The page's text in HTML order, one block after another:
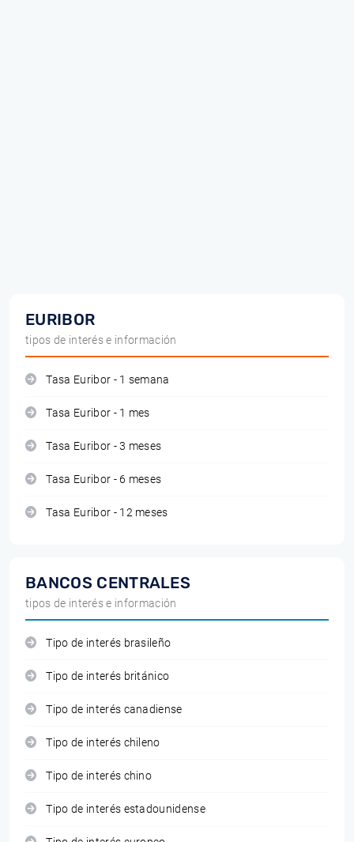
EURIBOR
tipos de interés e información
Tasa Euribor - 1 semana
Tasa Euribor - 1 mes
Tasa Euribor - 3 meses
Tasa Euribor - 6 meses
Tasa Euribor - 12 meses
BANCOS CENTRALES
tipos de interés e información
Tipo de interés brasileño
Tipo de interés británico
Tipo de interés canadiense
Tipo de interés chileno
Tipo de interés chino
Tipo de interés estadounidense